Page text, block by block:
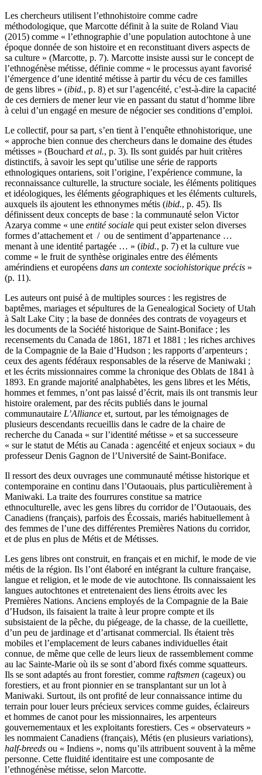
Les chercheurs utilisent l’ethnohistoire comme cadre
méthodologique, que Marcotte définit à la suite de Roland Viau
(2015) comme « l’ethnographie d’une population autochtone à une
époque donnée de son histoire et en reconstituant divers aspects de
sa culture » (Marcotte, p. 7). Marcotte insiste aussi sur le concept de
l’ethnogénèse métisse, définie comme « le processus ayant favorisé
l’émergence d’une identité métisse à partir du vécu de ces familles
de gens libres » (ibid., p. 8) et sur l’agencéité, c’est-à-dire la capacité
de ces derniers de mener leur vie en passant du statut d’homme libre
à celui d’un engagé en mesure de négocier ses conditions d’emploi.
Le collectif, pour sa part, s’en tient à l’enquête ethnohistorique, une
« approche bien connue des chercheurs dans le domaine des études
métisses » (Bouchard et al., p. 3). Ils sont guidés par huit critères
distinctifs, à savoir les sept qu’utilise une série de rapports
ethnologiques ontariens, soit l’origine, l’expérience commune, la
reconnaissance culturelle, la structure sociale, les éléments politiques
et idéologiques, les éléments géographiques et les éléments culturels,
auxquels ils ajoutent les ethnonymes métis (ibid., p. 45). Ils
définissent deux concepts de base : la communauté selon Victor
Azarya comme « une entité sociale qui peut exister selon diverses
formes d’attachement et / ou de sentiment d’appartenance …
menant à une identité partagée … » (ibid., p. 7) et la culture vue
comme « le fruit de synthèse originales entre des éléments
amérindiens et européens dans un contexte sociohistorique précis »
(p. 11).
Les auteurs ont puisé à de multiples sources : les registres de
baptêmes, mariages et sépultures de la Genealogical Society of Utah
à Salt Lake City ; la base de données des contrats de voyageurs et
les documents de la Société historique de Saint-Boniface ; les
recensements du Canada de 1861, 1871 et 1881 ; les riches archives
de la Compagnie de la Baie d’Hudson ; les rapports d’arpenteurs ;
ceux des agents fédéraux responsables de la réserve de Maniwaki ;
et les écrits missionnaires comme la chronique des Oblats de 1841 à
1893. En grande majorité analphabètes, les gens libres et les Métis,
hommes et femmes, n’ont pas laissé d’écrit, mais ils ont transmis leur
histoire oralement, par des récits publiés dans le journal
communautaire L’Alliance et, surtout, par les témoignages de
plusieurs descendants recueillis dans le cadre de la chaire de
recherche du Canada « sur l’identité métisse » et sa successeure
« sur le statut de Métis au Canada : agencéité et enjeux sociaux » du
professeur Denis Gagnon de l’Université de Saint-Boniface.
Il ressort des deux ouvrages une communauté métisse historique et
contemporaine en continu dans l’Outaouais, plus particulièrement à
Maniwaki. La traite des fourrures constitue sa matrice
ethnoculturelle, avec les gens libres du corridor de l’Outaouais, des
Canadiens (français), parfois des Écossais, mariés habituellement à
des femmes de l’une des différentes Premières Nations du corridor,
et de plus en plus de Métis et de Métisses.
Les gens libres ont construit, en français et en michif, le mode de vie
métis de la région. Ils l’ont élaboré en intégrant la culture française,
langue et religion, et le mode de vie autochtone. Ils connaissaient les
langues autochtones et entretenaient des liens étroits avec les
Premières Nations. Anciens employés de la Compagnie de la Baie
d’Hudson, ils faisaient la traite à leur propre compte et ils
subsistaient de la pêche, du piégeage, de la chasse, de la cueillette,
d’un peu de jardinage et d’artisanat commercial. Ils étaient très
mobiles et l’emplacement de leurs cabanes individuelles était
connue, de même que celle de leurs lieux de rassemblement comme
au lac Sainte-Marie où ils se sont d’abord fixés comme squatteurs.
Ils se sont adaptés au front forestier, comme raftsmen (cageux) ou
forestiers, et au front pionnier en se transplantant sur un lot à
Maniwaki. Surtout, ils ont profité de leur connaissance intime du
terrain pour louer leurs précieux services comme guides, éclaireurs
et hommes de canot pour les missionnaires, les arpenteurs
gouvernementaux et les exploitants forestiers. Ces « observateurs »
les nommaient Canadiens (français), Métis (en plusieurs variations),
half-breeds ou « Indiens », noms qu’ils attribuent souvent à la même
personne. Cette fluidité identitaire est une composante de
l’ethnogénèse métisse, selon Marcotte.